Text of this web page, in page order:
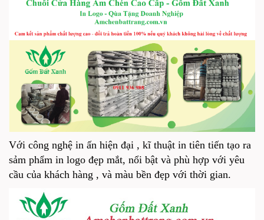
Với công nghệ in ấn hiện đại , kĩ thuật in tiên tiến tạo ra
sảm phẩm in logo đẹp mắt, nổi bật và phù hợp với yêu
cầu của khách hàng , và màu bền đẹp với thời gian.